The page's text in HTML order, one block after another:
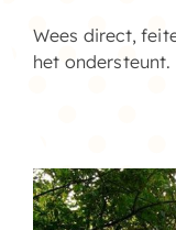
Wees direct,
het ondersteunt.